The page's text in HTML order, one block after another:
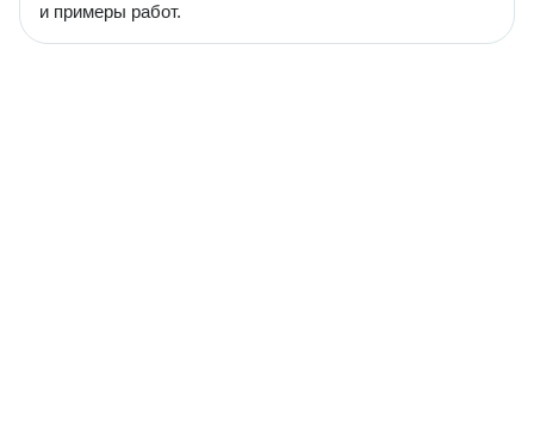
и примеры работ.